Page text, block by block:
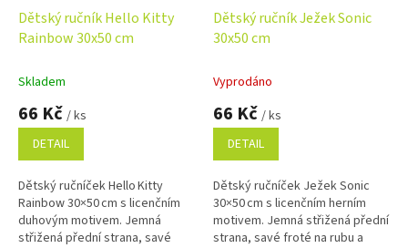
Dětský ručník Hello Kitty
Rainbow 30x50 cm
Skladem
66 Kč / ks
DETAIL
Dětský ručníček Hello Kitty
Rainbow 30×50 cm s licenčním
duhovým motivem. Jemná
střižená přední strana, savé
Dětský ručník Ježek Sonic
30x50 cm
Vyprodáno
66 Kč / ks
DETAIL
Dětský ručníček Ježek Sonic
30×50 cm s licenčním herním
motivem. Jemná střižená přední
strana, savé froté na rubu a